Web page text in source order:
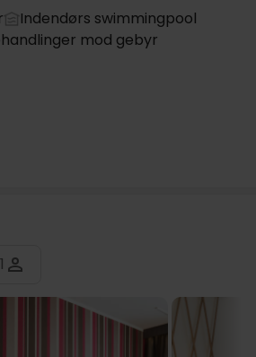
Indendørs swimmingpool
mod gebyr
1